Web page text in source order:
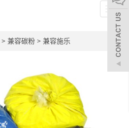
> 兼容碳粉 > 兼容施乐